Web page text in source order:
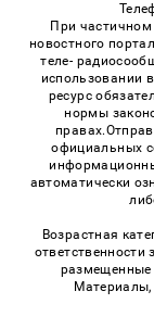
При
новостного
теле-
использовании
ресурс
нормы
официальных
автоматически
Возрастная
размещенные